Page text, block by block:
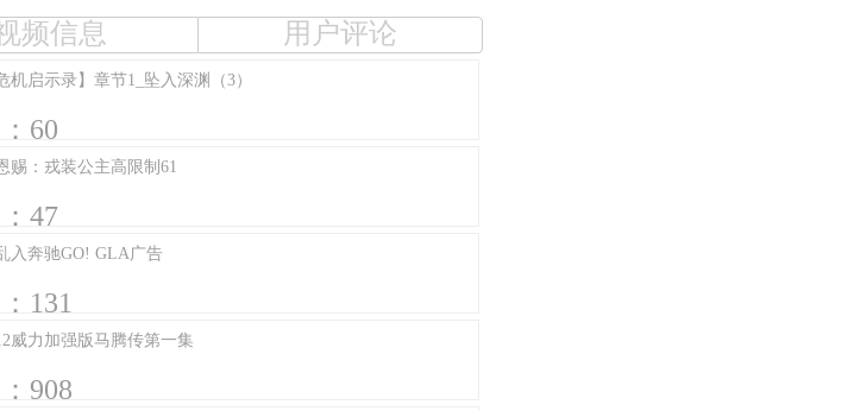
频信息
用户评论
机启示录】章节1_坠入深渊（3）
60
赐：戎装公主高限制61
47
入奔驰GO! GLA广告
131
威力加强版马腾传第一集
908